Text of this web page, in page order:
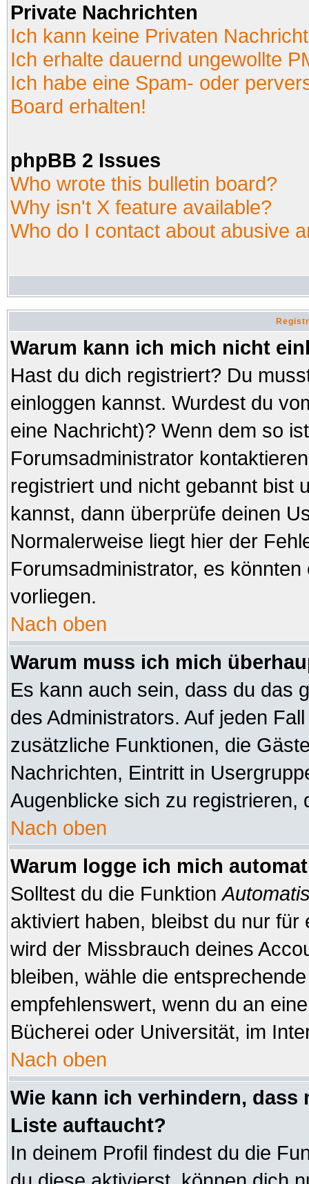
Private Nachrichten
Ich kann keine Privaten
Ich erhalte dauernd ungewollte
Ich habe eine Spam- oder
Board erhalten!
phpBB 2 Issues
Who wrote this bulletin board?
Why isn't X feature available?
Who do I contact about abusive
Warum kann ich mich nicht
Hast du dich registriert? Du
einloggen kannst. Wurdest du
eine Nachricht)? Wenn dem so
Forumsadministrator
registriert und nicht gebannt bist
kannst, dann überprüfe deinen
Normalerweise liegt hier der
Forumsadministrator, es
vorliegen.
Nach oben
Warum muss ich mich
Es kann auch sein, dass du das
des Administrators. Auf jeden
zusätzliche Funktionen, die
Nachrichten, Eintritt in
Augenblicke sich zu registrieren,
Nach oben
Warum logge ich mich
Solltest du die Funktion
aktiviert haben, bleibst du nur
wird der Missbrauch deines
bleiben, wähle die
empfehlenswert, wenn du an
Bücherei oder Universität, im
Nach oben
Wie kann ich verhindern, dass
Liste auftaucht?
In deinem Profil findest du die